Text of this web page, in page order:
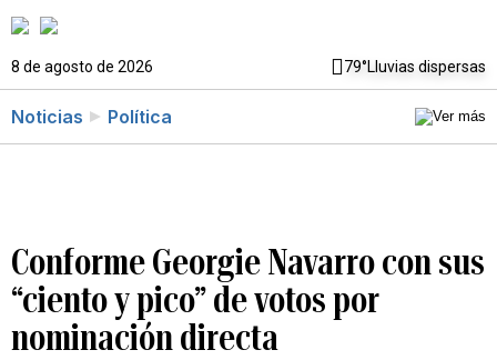
8 de agosto de 2026 79°Lluvias dispersas
Noticias Política
Conforme Georgie Navarro con sus
“ciento y pico” de votos por
nominación directa